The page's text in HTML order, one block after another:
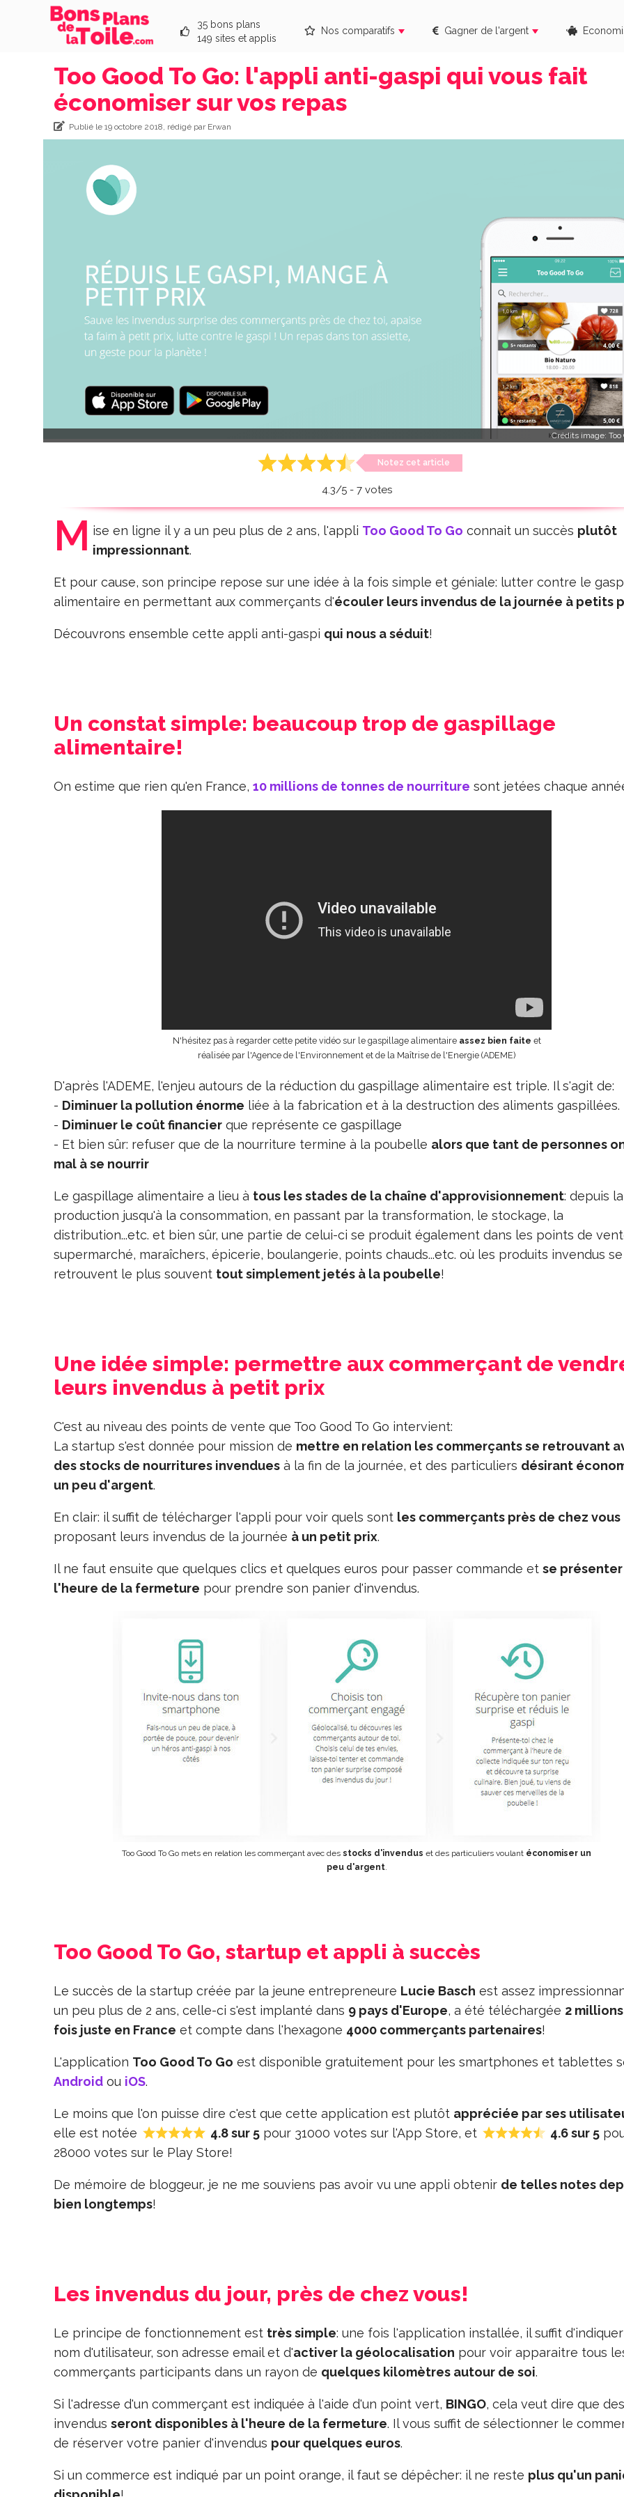
35 bons plans
149 sites et applis
Nos comparatifs Gagner de l'argent
Too Good To Go: l'appli anti-gaspi qui vous fait
économiser sur vos repas
Publié le 19 octobre 2018, rédigé par Erwan
Crédits image: Too
Notez cet article
4.3/5- 7votes
M ise en ligne il y a un peu plus de 2 ans, l'appli Too Good To Go connait un succès plutôt
impressionnant.
Et pour cause, son principe repose sur une idée à la fois simple et géniale: lutter contre le
alimentaire en permettant aux commerçants d'écouler leurs invendus de la journée à petits
Découvrons ensemble cette appli anti-gaspi qui nous a séduit!
Un constat simple: beaucoup trop de gaspillage
alimentaire!
On estime que rien qu'en France, 10 millions de tonnes de nourriture sont jetées chaque
N'hésitez pas à regarder cette petite vidéo sur le gaspillage alimentaire assez bien faite et
réalisée par l'Agence de l'Environnement et de la Maîtrise de l'Energie (ADEME)
D'après l'ADEME, l'enjeu autours de la réduction du gaspillage alimentaire est triple. Il s'agit de:
- Diminuer la pollution énorme liée à la fabrication et à la destruction des aliments gaspillées.
- Diminuer le coût financier que représente ce gaspillage
- Et bien sûr: refuser que de la nourriture termine à la poubelle alors que tant de personnes
mal à se nourrir
Le gaspillage alimentaire a lieu à tous les stades de la chaîne d'approvisionnement: depuis la
production jusqu'à la consommation, en passant par la transformation, le stockage, la
distribution...etc. et bien sûr, une partie de celui-ci se produit également dans les points de
supermarché, maraîchers, épicerie, boulangerie, points chauds...etc. où les produits invendus se
retrouvent le plus souvent tout simplement jetés à la poubelle!
Une idée simple: permettre aux commerçant de
leurs invendus à petit prix
C'est au niveau des points de vente que Too Good To Go intervient:
La startup s'est donnée pour mission de mettre en relation les commerçants se retrouvant
des stocks de nourritures invendues à la fin de la journée, et des particuliers désirant
un peu d'argent.
En clair: il suffit de télécharger l'appli pour voir quels sont les commerçants près de chez vous
proposant leurs invendus de la journée à un petit prix.
Il ne faut ensuite que quelques clics et quelques euros pour passer commande et se présenter
l'heure de la fermeture pour prendre son panier d'invendus.
Too Good To Go mets en relation les commerçant avec des stocks d'invendus et des particuliers voulant économiser un
peu d'argent.
Too Good To Go, startup et appli à succès
Le succès de la startup créée par la jeune entrepreneure Lucie Basch est assez
un peu plus de 2 ans, celle-ci s'est implanté dans 9 pays d'Europe, a été téléchargée 2
fois juste en France et compte dans l'hexagone 4000 commerçants partenaires!
L'application Too Good To Go est disponible gratuitement pour les smartphones et tablettes
Android ou iOS.
Le moins que l'on puisse dire c'est que cette application est plutôt appréciée par ses
elle est notée
4.8 sur 5 pour 31000 votes sur l'App Store, et 4.6 sur 5
28000 votes sur le Play Store!
De mémoire de bloggeur, je ne me souviens pas avoir vu une appli obtenir de telles notes
bien longtemps!
Les invendus du jour, près de chez vous!
Le principe de fonctionnement est très simple: une fois l'application installée, il suffit
nom d'utilisateur, son adresse email et d'activer la géolocalisation pour voir apparaitre tous
commerçants participants dans un rayon de quelques kilomètres autour de soi.
Si l'adresse d'un commerçant est indiquée à l'aide d'un point vert, BINGO, cela veut dire que des
invendus seront disponibles à l'heure de la fermeture. Il vous suffit de sélectionner le
de réserver votre panier d'invendus pour quelques euros.
Si un commerce est indiqué par un point orange, il faut se dépêcher: il ne reste plus qu'un